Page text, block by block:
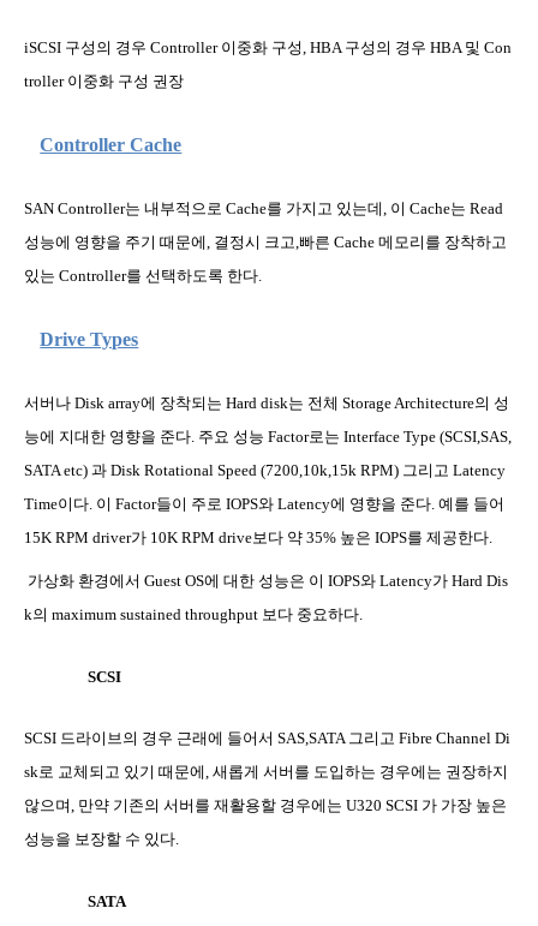
iSCSI 구성의 경우 Controller 이중화 구성 , HBA 구성의 경우 HBA 및 Con
troller 이중화 구성 권장
Controller Cache
SAN Controller는 내부적으로 Cache를 가지고 있는데 이 Cache는 Read
성능에 영향을 주기 때문에 결정시 크고 빠른 Cache 메모리를 장착하고
있는 Controller를 선택하도록 한다
Drive Types
서버나 Disk array에 장착되는 Hard disk는 전체 Storage Architecture의 성
능에 지대한 영향을 준다 주요 성능 Factor로는 Interface Type (SCSI,SAS,
SATA etc) 과 Disk Rotational Speed (7200,10k,15k RPM) 그리고 Latency
Time이다 이 Factor들이 주로 IOPS와 Latency에 영향을 준다 예를 들어
15K RPM driver가 10K RPM drive보다 약 35% 높은 IOPS를 제공한다
가상화 환경에서 Guest OS에 대한 성능은 이 IOPS와 Latency가 Hard Dis
k의 maximum sustained throughput 보다 중요하다
SCSI
SCSI 드라이브의 경우 근래에 들어서 SAS,SATA 그리고 Fibre Channel Di
sk 로 교체되고 있기 때문에 새롭게 서버를 도입하는 경우에는 권장하지
않으며 만약 기존의 서버를 재활용할 경우에는 U320 SCSI 가 가장 높은
성능을 보장할 수 있다
SATA